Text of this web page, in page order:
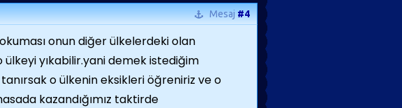
Mesaj#4
onun diğer ülkelerdeki olan
yıkabilir.yani demek istediğim
o ülkenin eksikleri öğreniriz ve o
kazandığımız taktirde